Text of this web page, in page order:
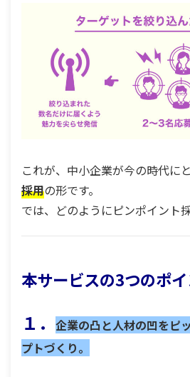
これが、中小企業が今の時代に
採用の形です。
では、どのようにピンポイント
本サービスの3つのポイ
１．
企業の凸と人材の凹をピ
プトづくり。